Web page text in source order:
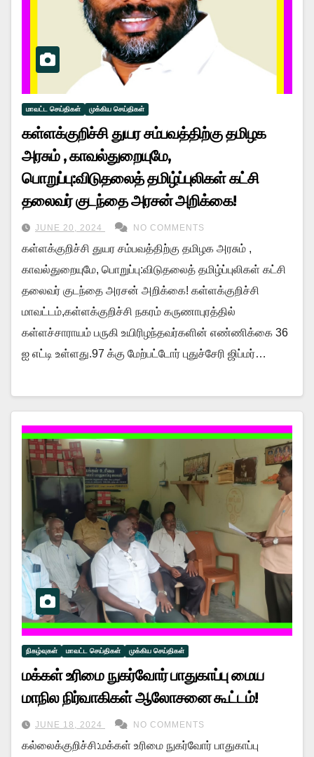
மாவட்ட செய்திகள் முக்கிய செய்திகள்
கள்ளக்குறிச்சி துயர சம்பவத்திற்கு தமிழக
அரசும் , காவல்துறையுமே,
பொறுப்பு:விடுதலைத் தமிழ்ப்புலிகள் கட்சி
தலைவர் குடந்தை அரசன் அறிக்கை!
JUNE 20, 2024 NO COMMENTS
கள்ளக்குறிச்சி துயர சம்பவத்திற்கு தமிழக அரசும் ,
காவல்துறையுமே, பொறுப்பு:விடுதலைத் தமிழ்ப்புலிகள் கட்சி
தலைவர் குடந்தை அரசன் அறிக்கை! கள்ளக்குறிச்சி
மாவட்டம்,கள்ளக்குறிச்சி நகரம் கருணாபுரத்தில்
கள்ளச்சாராயம் பருகி உயிரிழந்தவர்களின் எண்ணிக்கை 36
ஐ எட்டி உள்ளது.97 க்கு மேற்பட்டோர் புதுச்சேரி ஜிப்மர்…
நிகழ்வுகள் மாவட்ட செய்திகள் முக்கிய செய்திகள்
மக்கள் உரிமை நுகர்வோர் பாதுகாப்பு மைய
மாநில நிர்வாகிகள் ஆலோசனை கூட்டம்!
JUNE 18, 2024 NO COMMENTS
கல்லைக்குறிச்சி:மக்கள் உரிமை நுகர்வோர் பாதுகாப்பு